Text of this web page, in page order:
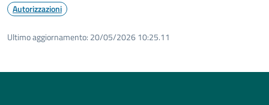
Autorizzazioni
Ultimo aggiornamento: 20/05/2026 10:25.11